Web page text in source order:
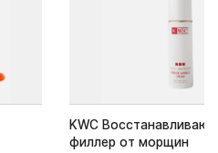
KWC
филлер от морщин